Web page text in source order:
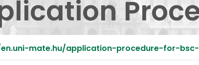
mate.hu/application-procedure-for-